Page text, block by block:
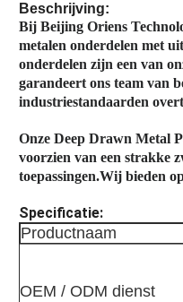
Beschrijving:
Bij Beijing Oriens
metalen onderdelen met
onderdelen zijn een van
garandeert ons team van
industriestandaarden
Onze Deep Drawn Metal
voorzien van een strakke
toepassingen.Wij bieden
Specificatie:
Productnaam
OEM / ODM dienst